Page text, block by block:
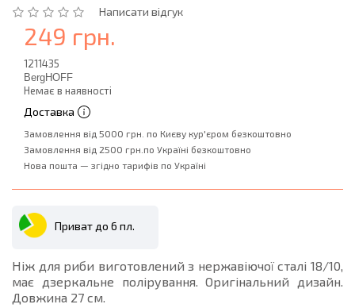
Написати відгук
249 грн.
1211435
BergHOFF
Немає в наявності
Доставка
Замовлення від 5000 грн. по Києву кур'єром безкоштовно
Замовлення від 2500 грн.по Україні безкоштовно
Нова пошта — згідно тарифів по Україні
Приват до 6 пл.
Ніж для риби виготовлений з нержавіючої сталі 18/10,
має дзеркальне полірування. Оригінальний дизайн.
Довжина 27 см.